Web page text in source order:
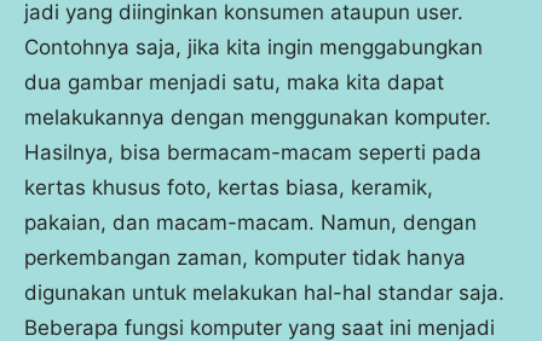
jadi yang diinginkan konsumen ataupun user.
Contohnya saja, jika kita ingin menggabungkan
dua gambar menjadi satu, maka kita dapat
melakukannya dengan menggunakan komputer.
Hasilnya, bisa bermacam-macam seperti pada
kertas khusus foto, kertas biasa, keramik,
pakaian, dan macam-macam. Namun, dengan
perkembangan zaman, komputer tidak hanya
digunakan untuk melakukan hal-hal standar saja.
Beberapa fungsi komputer yang saat ini menjadi